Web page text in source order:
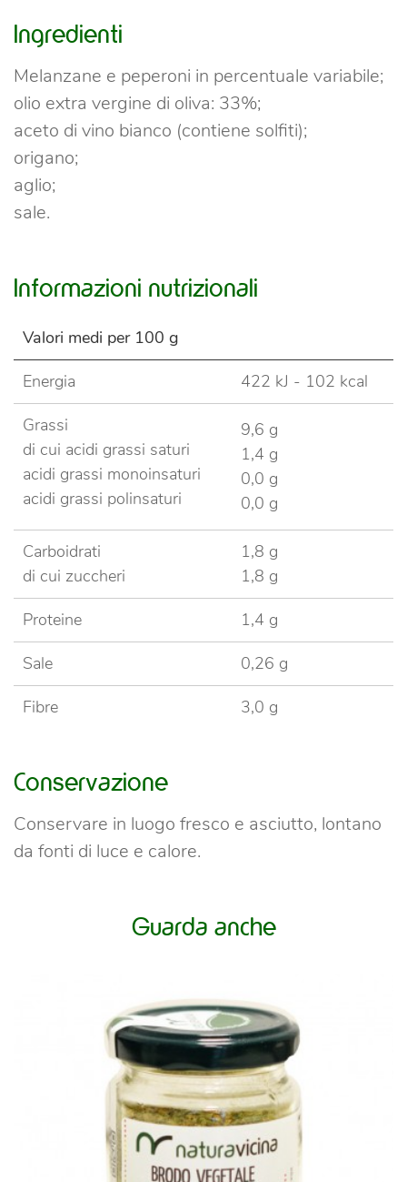
Ingredienti
Melanzane e peperoni in percentuale variabile;
olio extra vergine di oliva: 33%;
aceto di vino bianco (contiene solfiti);
origano;
aglio;
sale.
Informazioni nutrizionali
Valori medi per 100 g
Energia
422 kJ - 102 kcal
Grassi
di cui acidi grassi saturi
acidi grassi monoinsaturi
acidi grassi polinsaturi
9,6 g
1,4 g
0,0 g
0,0 g
Carboidrati
di cui zuccheri
1,8 g
1,8 g
Proteine
1,4 g
Sale
0,26 g
Fibre
3,0 g
Conservazione
Conservare in luogo fresco e asciutto, lontano
da fonti di luce e calore.
Guarda anche